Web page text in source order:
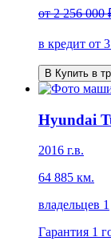
от2 256 000
в кредит от
В Купить в
Hyundai
2016 г.в.
64 885 км.
владельцев 1
Гарантия 1